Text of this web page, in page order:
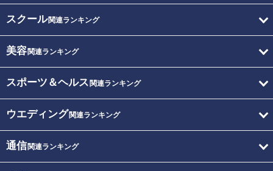
スクール関連ランキング
美容関連ランキング
スポーツ＆ヘルス 関連ランキング
ウエディング関連ランキング
通信関連ランキング